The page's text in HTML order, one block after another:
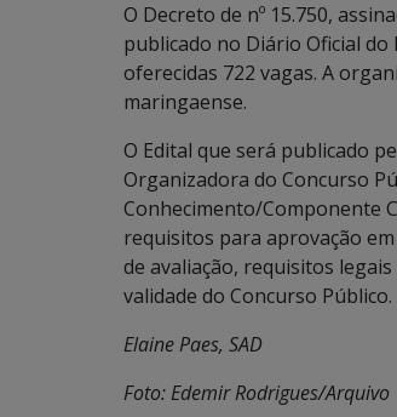
O Decreto de nº 15.750,
publicado no Diário Oficial
oferecidas 722 vagas. A
maringaense.
O Edital que será publicado
Organizadora do Concurso
Conhecimento/Componente
requisitos para aprovação
de avaliação, requisitos
validade do Concurso Público.
Elaine Paes, SAD
Foto: Edemir Rodrigues/Arquivo